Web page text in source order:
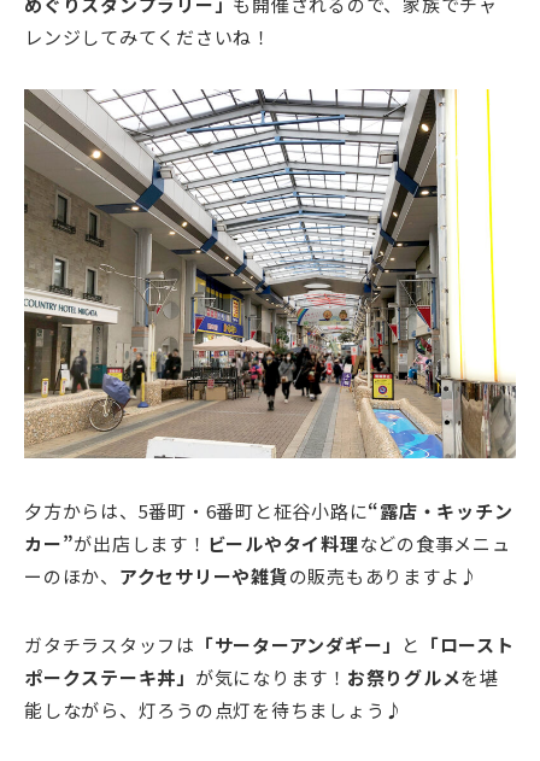
レンジしてみてくださいね！
夕方からは、5番町・6番町と柾谷小路に“露店・キッチン
カー”が出店します！ ビールやタイ料理などの食事メニュ
ーのほか、 アクセサリーや雑貨の販売もありますよ♪
ガタチラスタッフは 「サーターアンダギー」 と 「ロースト
ポークステーキ丼」 が気になります！ お祭りグルメを堪
能しながら、灯ろうの点灯を待ちましょう♪